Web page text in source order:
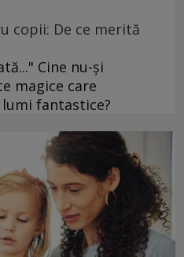
copii: De ce merită
Cine nu-și
magice care
fantastice?